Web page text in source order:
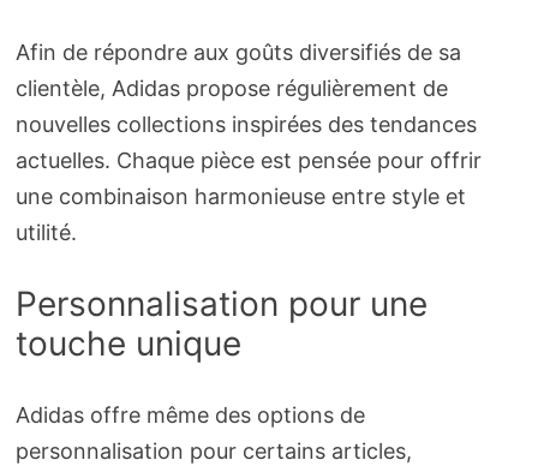
Afin de répondre aux goûts diversifiés de sa
clientèle, Adidas propose régulièrement de
nouvelles collections inspirées des tendances
actuelles. Chaque pièce est pensée pour offrir
une combinaison harmonieuse entre style et
utilité.
Personnalisation pour une
touche unique
Adidas offre même des options de
personnalisation pour certains articles,